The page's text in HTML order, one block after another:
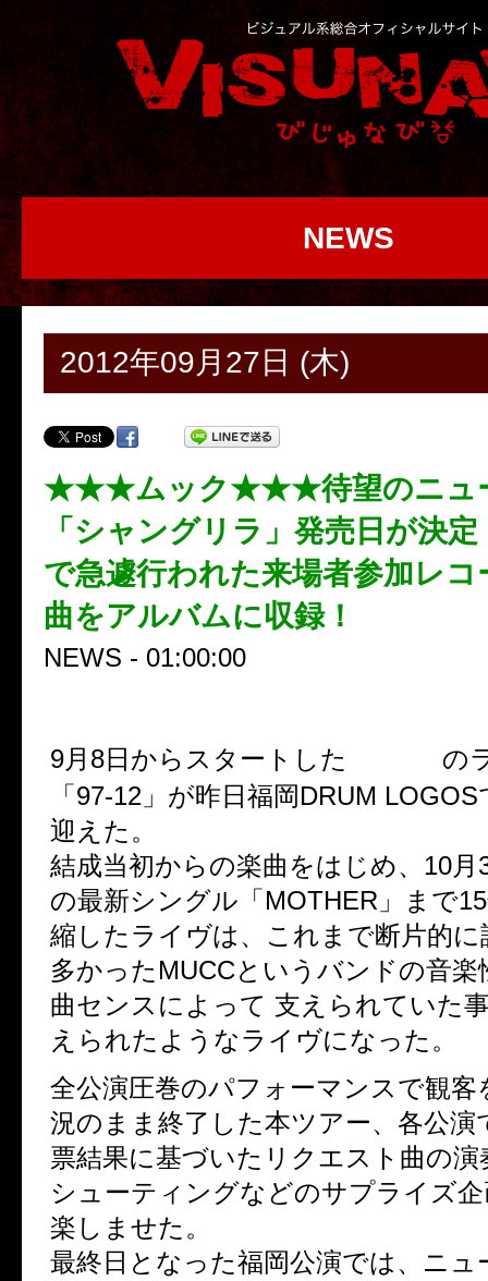
NEWS
2012年09月27日 (木)
★★★ムック★★★待望のニュ
「シャングリラ」発売日が決
で急遽行われた来場者参加レ
曲をアルバムに収録！
NEWS - 01:00:00
9月8日からスタートした
の
「97-12」が昨日福岡DRUM
迎えた。
結成当初からの楽曲をはじめ、10月
の最新シングル「MOTHER」まで
縮したライヴは、これまで断片的
多かったMUCCというバンドの音楽
曲センスによって 支えられていた
えられたようなライヴになった。
全公演圧巻のパフォーマンスで観客
況のまま終了した本ツアー、各公演
票結果に基づいたリクエスト曲の
シューティングなどのサプライズ
楽しませた。
最終日となった福岡公演では、ニュ